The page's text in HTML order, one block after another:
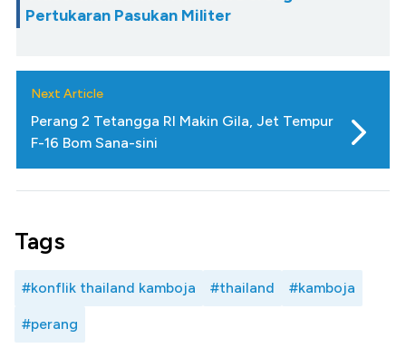
Pertukaran Pasukan Militer
Next Article
Perang 2 Tetangga RI Makin Gila, Jet Tempur
F-16 Bom Sana-sini
Tags
#konflik thailand kamboja #thailand #kamboja
#perang